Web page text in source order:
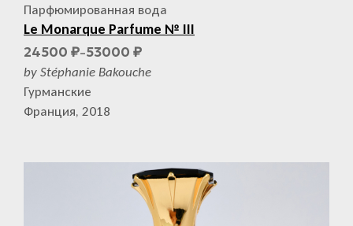
Парфюмированная вода
Le Monarque Parfume № III
24500 ₽–53000 ₽
by Stéphanie Bakouche
Гурманские
Франция, 2018